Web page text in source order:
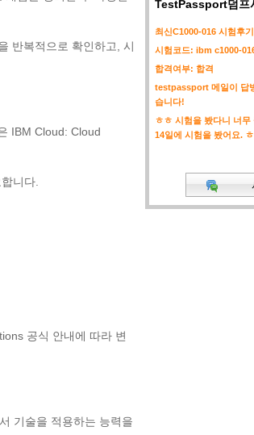
반복적으로 확인하고, 시
IBM Cloud: Cloud
니다.
공식 안내에 따라 변
기술을 적용하는 능력을
TestPassport덤프
최신C1000-016 시험후기
시험코드: ibm c1000-
합격여부: 합격
testpassport 메일이 답
습니다!
ㅎㅎ 시험을 봤다니 너
14일에 시험을 봤어요.